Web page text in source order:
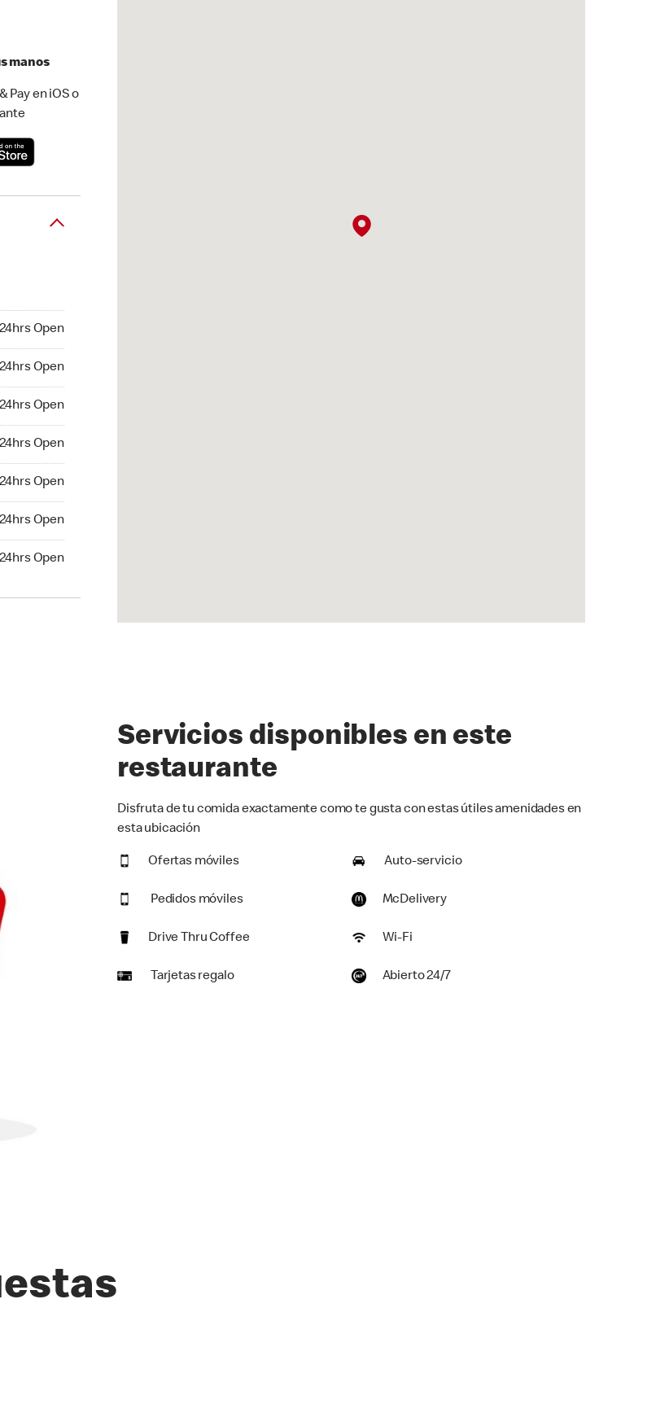
manos
Pay en iOS o
24hrs Open
24hrs Open
24hrs Open
24hrs Open
24hrs Open
24hrs Open
24hrs Open
Servicios disponibles en este
restaurante
Disfruta de tu comida exactamente como te gusta con estas útiles amenidades en
esta ubicación
Ofertas móviles Auto-servicio
Pedidos móviles McDelivery
Drive Thru Coffee Wi-Fi
Tarjetas regalo Abierto 24/7